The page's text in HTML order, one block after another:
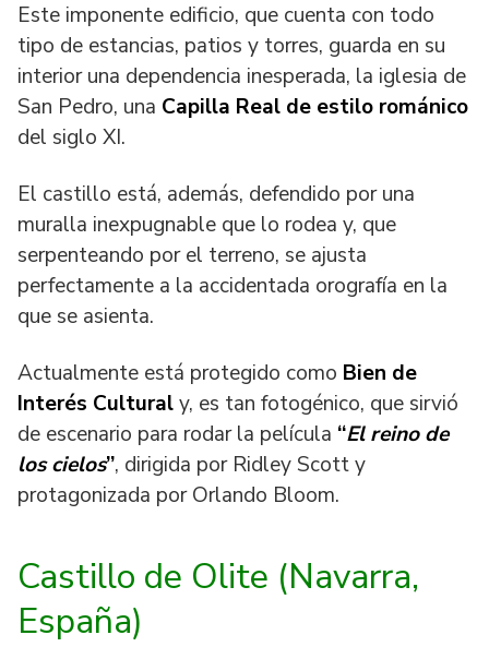
Este imponente edificio, que cuenta con todo
tipo de estancias, patios y torres, guarda en su
interior una dependencia inesperada, la iglesia de
San Pedro, una Capilla Real de estilo románico
del siglo XI.
El castillo está, además, defendido por una
muralla inexpugnable que lo rodea y, que
serpenteando por el terreno, se ajusta
perfectamente a la accidentada orografía en la
que se asienta.
Actualmente está protegido como Bien de
Interés Culturaly, es tan fotogénico, que sirvió
de escenario para rodar la película “El reino de
los cielos”, dirigida por Ridley Scott y
protagonizada por Orlando Bloom.
Castillo de Olite (Navarra,
España)